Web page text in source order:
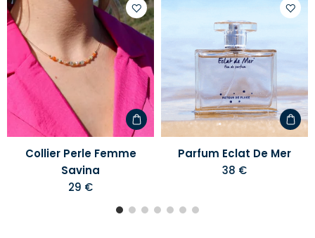
Ajouter
votre
liste
d'envies
Collier Perle Femme
Savina
29 €
Parfum Eclat De Mer
38 €